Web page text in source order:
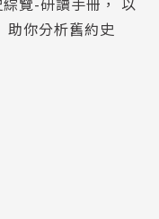
助你分析舊約史